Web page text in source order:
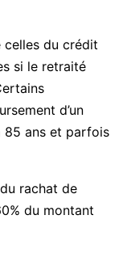
celles du crédit
si le retraité
d’un
85 ans et parfois
rachat de
du montant